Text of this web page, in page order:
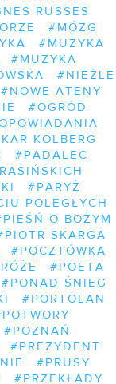
RUSSES
#MÓZG
#MUZYKA
#MUZYKA
#NIEŹLE
#NOWE ATENY
#OGRÓD
KOLBERG
#PADALEC
#PARYŻ
POLEGŁYCH
O BOŻYM
SKARGA
#POCZTÓWKA
#POETA
#PONAD ŚNIEG
#PORTOLAN
#POZNAŃ
#PREZYDENT
#PRUSY
#PRZEKŁADY